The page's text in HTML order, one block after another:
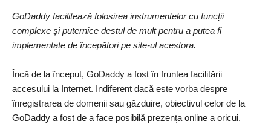
GoDaddy facilitează folosirea instrumentelor cu funcții
complexe și puternice destul de mult pentru a putea fi
implementate de începători pe site-ul acestora.
Încă de la început, GoDaddy a fost în fruntea facilitării
accesului la Internet. Indiferent dacă este vorba despre
înregistrarea de domenii sau găzduire, obiectivul celor de la
GoDaddy a fost de a face posibilă prezența online a oricui.